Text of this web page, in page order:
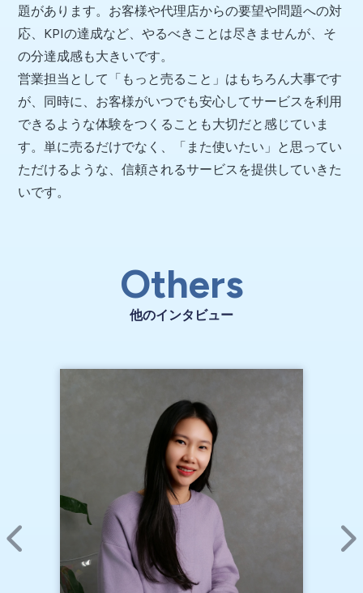
題があります。お客様や代理店からの要望や問題への対
応、KPIの達成など、やるべきことは尽きませんが、そ
の分達成感も大きいです。
営業担当として「もっと売ること」はもちろん大事です
が、同時に、お客様がいつでも安心してサービスを利用
できるような体験をつくることも大切だと感じていま
す。単に売るだけでなく、「また使いたい」と思ってい
ただけるような、信頼されるサービスを提供していきた
いです。
Others
他のインタビュー